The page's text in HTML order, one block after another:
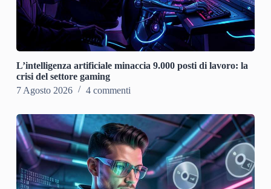
L’intelligenza artificiale minaccia 9.000 posti di lavoro: la
crisi del settore gaming
7 Agosto 2026
4 commenti